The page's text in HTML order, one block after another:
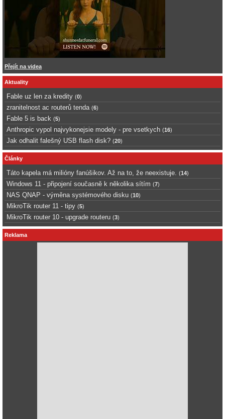
Přejít na videa
Aktuality
Fable uz len za kredity (0)
zranitelnost ac routerů tenda (6)
Fable 5 is back (5)
Anthropic vypol najvykonejsie modely - pre vsetkych (16)
Jak odhalit falešný USB flash disk? (20)
Články
Táto kapela má milióny fanúšikov. Až na to, že neexistuje. (14)
Windows 11 - připojení současně k několika sítím (7)
NAS QNAP - výměna systémového disku (10)
MikroTik router 11 - tipy (5)
MikroTik router 10 - upgrade routeru (3)
Reklama